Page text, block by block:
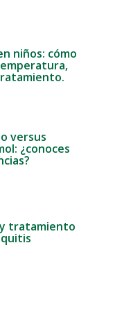
niños: cómo
versus
¿conoces
tratamiento